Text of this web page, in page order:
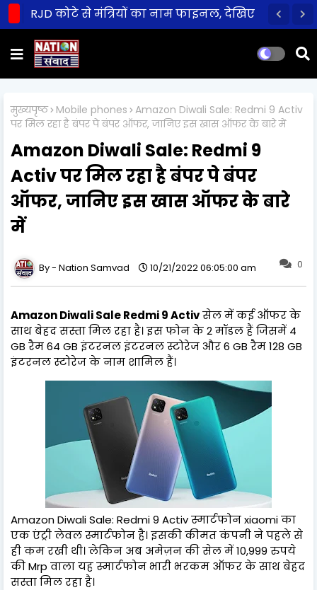
RJD कोटे से मंत्रियों का नाम फाइनल, देखिए
मुख्यपृष्ठ Mobile phones Amazon Diwali Sale: Redmi 9 Activ
पर मिल रहा है बंपर पे बंपर ऑफर, जानिए इस खास ऑफर के बारे में
Amazon Diwali Sale: Redmi 9
Activ पर मिल रहा है बंपर पे बंपर
ऑफर, जानिए इस खास ऑफर के बारे
में
0
Nation Samvad 10/21/2022 06:05:00 am
Amazon Diwali Sale Redmi 9 Activसेल में कई ऑफर के
साथ बेहद सस्ता मिल रहा है। इस फोन के 2 मॉडल हैं जिसमें 4
GB रैम 64 GB इंटरनल इंटरनल स्टोरेज और 6 GB रैम 128 GB
इंटरनल स्टोरेज के नाम शामिल हैं।
Amazon Diwali Sale: Redmi 9 Activ स्मार्टफोन xiaomi का
एक एंट्री लेवल स्मार्टफोन है। इसकी कीमत कंपनी ने पहले से
ही कम रखी थी। लेकिन अब अमेज़न की सेल में 10,999 रुपये
की Mrp वाला यह स्मार्टफोन भारी भरकम ऑफर के साथ बेहद
सस्ता मिल रहा है।